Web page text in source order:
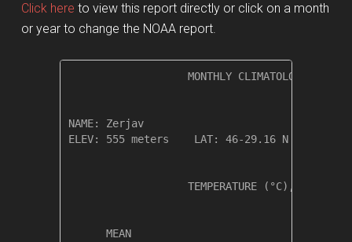
Click here to view this report directly or click on a month
or year to change the NOAA report.
MONTHLY CLIMATOLOGICAL
NAME: Zerjav
ELEV: 555 meters    LAT: 46-29.16 N    LONG:
TEMPERATURE (°C), RAIN
MEAN